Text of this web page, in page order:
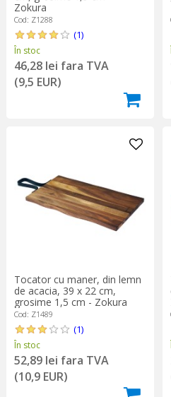
Zokura
Cod: Z1288
(1)
În stoc
46,28 lei fara TVA
(9,5 EUR)
Tocator cu maner, din lemn
de acacia, 39 x 22 cm,
grosime 1,5 cm - Zokura
Cod: Z1489
(1)
În stoc
52,89 lei fara TVA
(10,9 EUR)